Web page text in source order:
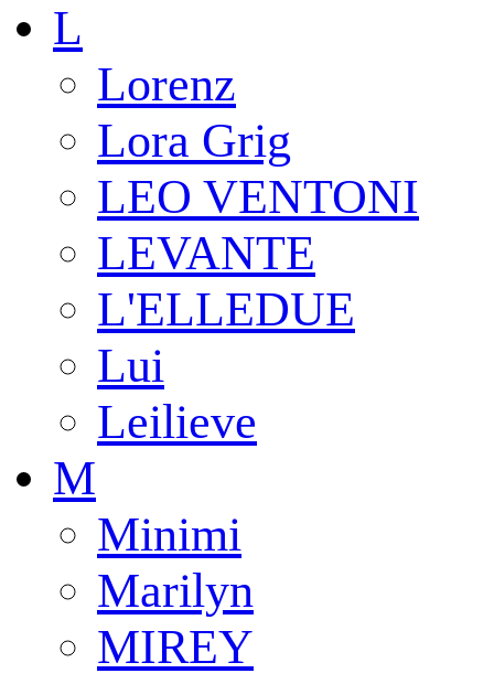
L
Lorenz
Lora Grig
LEO VENTONI
LEVANTE
L'ELLEDUE
Lui
Leilieve
M
Minimi
Marilyn
MIREY